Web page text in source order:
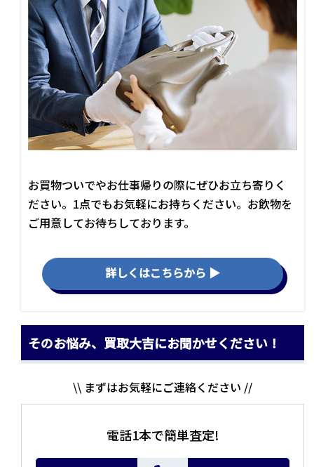
お買物ついでやお仕事帰りの際にぜひお立ち寄りく
ださい。1点でもお気軽にお持ちください。お飲物を
ご用意してお待ちしております。
詳しくはこちらから ▶
そのお悩み、買取大吉にお聞かせください！
\\ まずはお気軽にご連絡ください //
電話1本で簡単査定!